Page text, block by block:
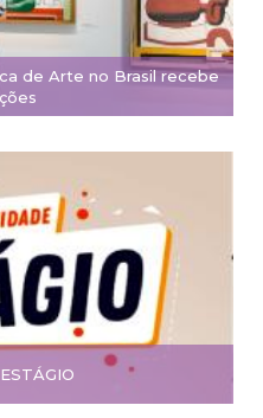
de Arte no Brasil recebe